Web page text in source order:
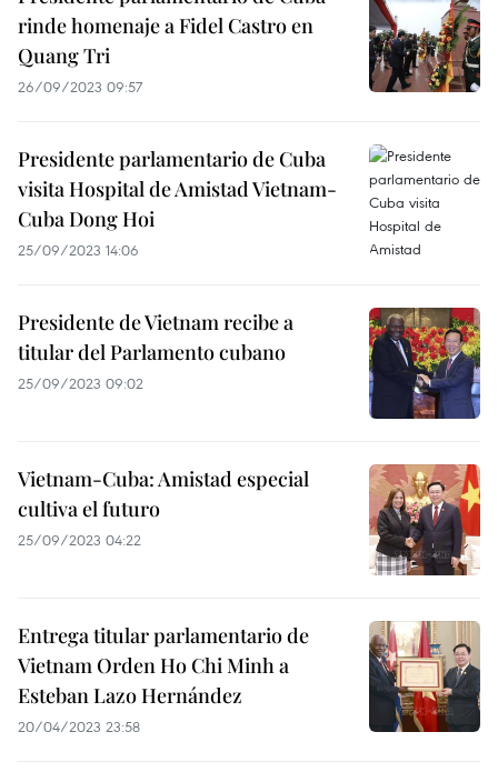
rinde homenaje a Fidel Castro en
Quang Tri
26/09/2023 09:57
Presidente parlamentario de Cuba
visita Hospital de Amistad Vietnam-
Cuba Dong Hoi
25/09/2023 14:06
Presidente de Vietnam recibe a
titular del Parlamento cubano
25/09/2023 09:02
Vietnam-Cuba: Amistad especial
cultiva el futuro
25/09/2023 04:22
Entrega titular parlamentario de
Vietnam Orden Ho Chi Minh a
Esteban Lazo Hernández
20/04/2023 23:58